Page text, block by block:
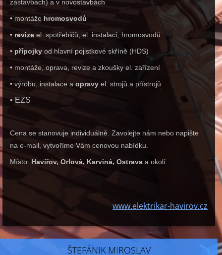
zástavbách) a v novostavbách
• montáže hromosvodů
• revize el. spotřebičů, el. instalací, hromosvodů
• přípojky od hlavní pojistkové skříně (HDS)
• montáže, oprava, revize a zkoušky el. zařízení
• výrobu, instalace a opravy el. strojů a přístrojů
• EZS
Cena se stanovuje individuálně. Zavolejte nám nebo napište
na e-mail, vytvoříme Vám cenovou nabídku.
Místo: Havířov, Orlová, Karviná, Ostrava a okolí
www.elektrikar-havirov.cz
ŠTEFÁNIK MIROSLAV